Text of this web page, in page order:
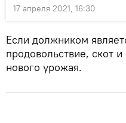
17 апреля 2021, 16:30
Если должником
продовольствие, скот
нового урожая.